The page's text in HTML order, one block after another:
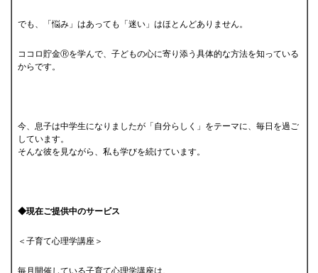
でも、「悩み」はあっても「迷い」はほとんどありません。
ココロ貯金Ⓡを学んで、子どもの心に寄り添う具体的な方法を知っている
からです。
今、息子は中学生になりましたが「自分らしく」をテーマに、毎日を過ご
しています。
そんな彼を見ながら、私も学びを続けています。
◆現在ご提供中のサービス
＜子育て心理学講座＞
毎月開催している子育て心理学講座は、